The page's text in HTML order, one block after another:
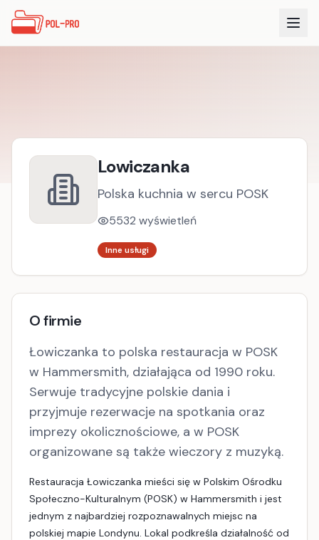
Lowiczanka
Polska kuchnia w sercu POSK
5532 wyświetleń
Inne usługi
O firmie
Łowiczanka to polska restauracja w POSK
w Hammersmith, działająca od 1990 roku.
Serwuje tradycyjne polskie dania i
przyjmuje rezerwacje na spotkania oraz
imprezy okolicznościowe, a w POSK
organizowane są także wieczory z muzyką.
Restauracja Łowiczanka mieści się w Polskim Ośrodku
Społeczno-Kulturalnym (POSK) w Hammersmith i jest
jednym z najbardziej rozpoznawalnych miejsc na
polskiej mapie Londynu. Lokal podkreśla działalność od